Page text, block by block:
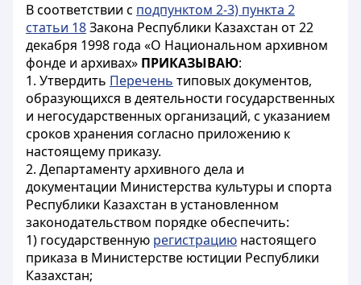
В соответствии с подпунктом 2-3) пункта 2
статьи 18Закона Республики Казахстан от 22
декабря 1998 года «О Национальном архивном
фонде и архивах» ПРИКАЗЫВАЮ:
1. Утвердить Перечень типовых документов,
образующихся в деятельности государственных
и негосударственных организаций, с указанием
сроков хранения согласно приложению к
настоящему приказу.
2. Департаменту архивного дела и
документации Министерства культуры и спорта
Республики Казахстан в установленном
законодательством порядке обеспечить:
1) государственную регистрацию настоящего
приказа в Министерстве юстиции Республики
Казахстан;